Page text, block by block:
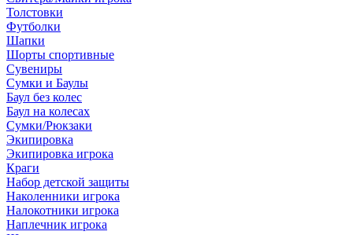
Толстовки
Футболки
Шапки
Шорты спортивные
Сувениры
Сумки и Баулы
Баул без колес
Баул на колесах
Сумки/Рюкзаки
Экипировка
Экипировка игрока
Краги
Набор детской защиты
Наколенники игрока
Налокотники игрока
Наплечник игрока